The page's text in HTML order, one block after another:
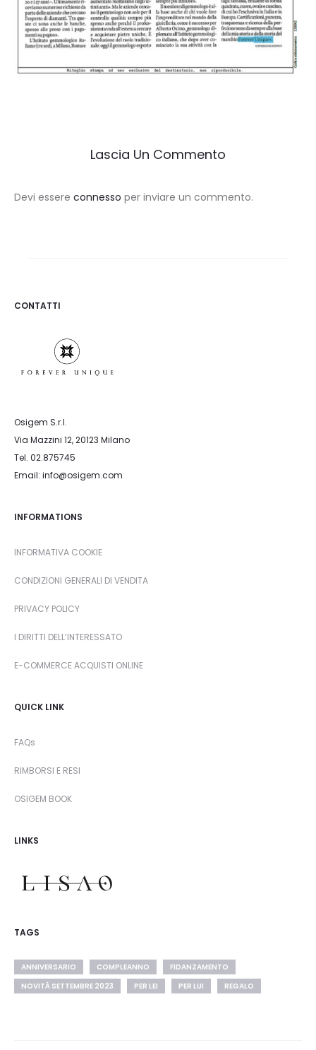
Lascia Un Commento
Devi essere connesso per inviare un commento.
CONTATTI
Osigem S.r.l.
Via Mazzini 12, 20123 Milano
Tel. 02.875745
Email: info@osigem.com
INFORMATIONS
INFORMATIVA COOKIE
CONDIZIONI GENERALI DI VENDITA
PRIVACY POLICY
I DIRITTI DELL’INTERESSATO
E-COMMERCE ACQUISTI ONLINE
QUICK LINK
FAQs
RIMBORSI E RESI
OSIGEM BOOK
LINKS
TAGS
ANNIVERSARIO COMPLEANNO
FIDANZAMENTO
NOVITÀ SETTEMBRE 2023
PER LEI PER LUI REGALO